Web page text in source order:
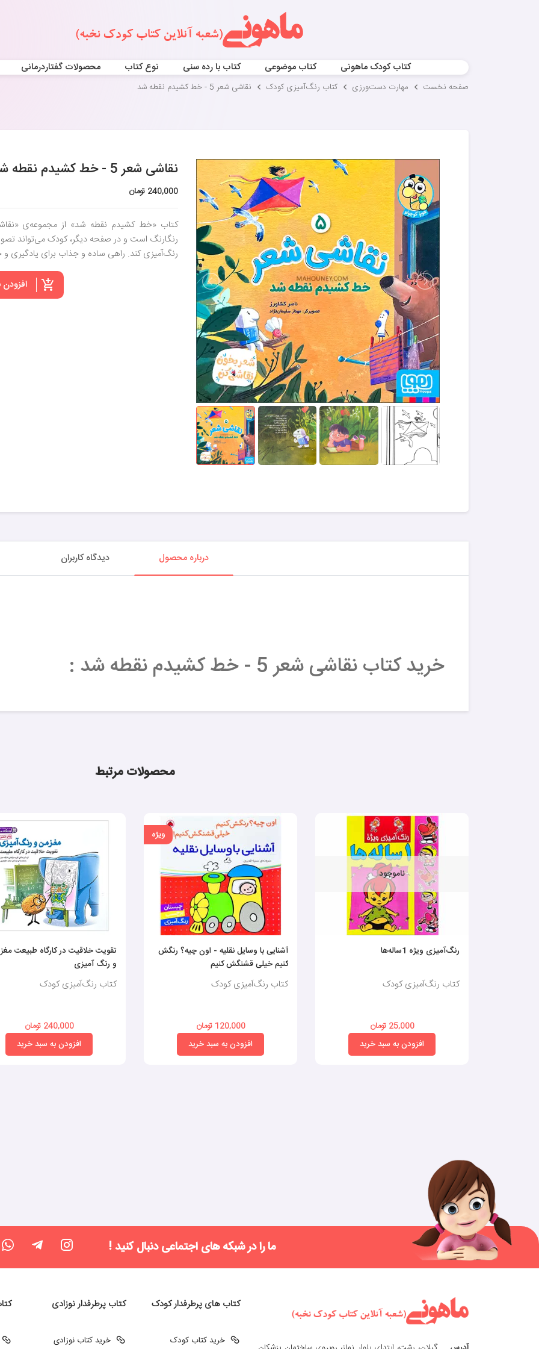
کتاب کودک ماهونی کتاب موضوعی کتاب با رده سنی نوع کتاب محصولات گفتاردرمانی
صفحه نخست مهارت‌ دست‌ورزی کتاب رنگ‌آمیزی کودک نقاشی شعر 5 - خط کشیدم نقطه شد
نقاشی شعر 5 - خط کشیدم نقطه شد
240,000 تومان
کتاب «خط کشیدم نقطه شد» از مجموعه‌ی
رنگارنگ است و در صفحه دیگر، کودک می‌تواند
رنگ‌آمیزی کند. راهی ساده و جذاب برای یادگیری و
درباره محصول دیدگاه کاربران
خرید کتاب نقاشی شعر 5 - خط کشیدم نقطه شد :
محصولات مرتبط
ناموجود
رنگ‌آمیزی ویژه 1ساله‌ها
کتاب رنگ‌آمیزی کودک
25,000 تومان
افزودن به سبد خرید
ویژه
آشنایی با وسایل نقلیه - اون چیه؟ رنگش
کنیم خیلی قشنگش کنیم
کتاب رنگ‌آمیزی کودک
120,000 تومان
افزودن به سبد خرید
تقویت خلاقیت در کارگاه طبیعت
و رنگ آمیزی
کتاب رنگ‌آمیزی کودک
240,000 تومان
افزودن به سبد خرید
ما را در شبکه های اجتماعی دنبال کنید !
کتاب های پرطرفدار کودک
خرید کتاب کودک
کتاب پرطرفدار نوزادی
خرید کتاب نوزادی